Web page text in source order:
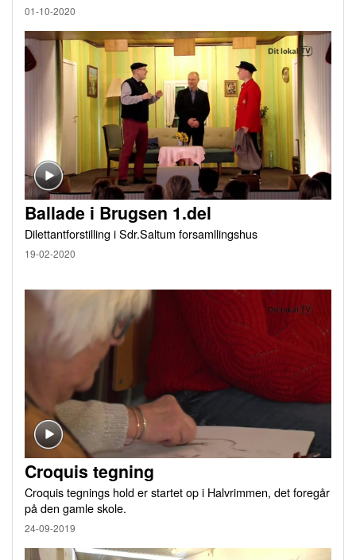
01-10-2020
Ballade i Brugsen 1.del
Dilettantforstilling i Sdr.Saltum forsamllingshus
19-02-2020
Croquis tegning
Croquis tegnings hold er startet op i Halvrimmen, det foregår
på den gamle skole.
24-09-2019